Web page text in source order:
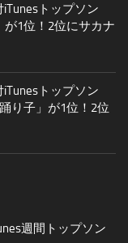
iTunesトップソン
が1位！2位にサカナ
iTunesトップソン
り子」が1位！2位
週間トップソン